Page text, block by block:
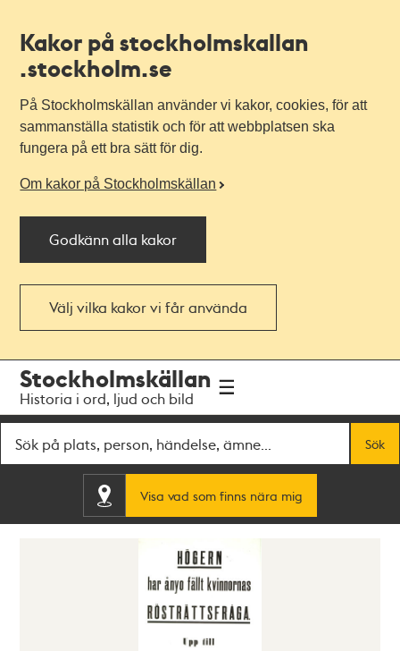
Kakor på stockholmskallan
.stockholm.se
På Stockholmskällan använder vi kakor, cookies, för att
sammanställa statistik och för att webbplatsen ska
fungera på ett bra sätt för dig.
Om kakor på Stockholmskällan
Godkänn alla kakor
Välj vilka kakor vi får använda
navigationen
huvudinnehållet
Stockholmskällan
Historia i ord, ljud och bild
Sök
Visa vad som finns nära mig